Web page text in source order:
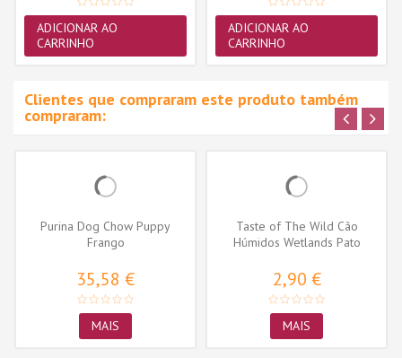
ADICIONAR AO
CARRINHO
ADICIONAR AO
CARRINHO
Clientes que compraram este produto também
compraram:
Purina Dog Chow Puppy
Frango
35,58 €
MAIS
Taste of The Wild Cão
Húmidos Wetlands Pato
2,90 €
MAIS